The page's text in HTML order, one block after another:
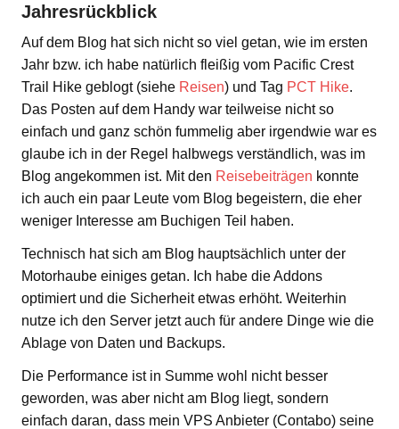
Jahresrückblick
Auf dem Blog hat sich nicht so viel getan, wie im ersten
Jahr bzw. ich habe natürlich fleißig vom Pacific Crest
Trail Hike geblogt (siehe Reisen) und Tag PCT Hike.
Das Posten auf dem Handy war teilweise nicht so
einfach und ganz schön fummelig aber irgendwie war es
glaube ich in der Regel halbwegs verständlich, was im
Blog angekommen ist. Mit den Reisebeiträgen konnte
ich auch ein paar Leute vom Blog begeistern, die eher
weniger Interesse am Buchigen Teil haben.
Technisch hat sich am Blog hauptsächlich unter der
Motorhaube einiges getan. Ich habe die Addons
optimiert und die Sicherheit etwas erhöht. Weiterhin
nutze ich den Server jetzt auch für andere Dinge wie die
Ablage von Daten und Backups.
Die Performance ist in Summe wohl nicht besser
geworden, was aber nicht am Blog liegt, sondern
einfach daran, dass mein VPS Anbieter (Contabo) seine